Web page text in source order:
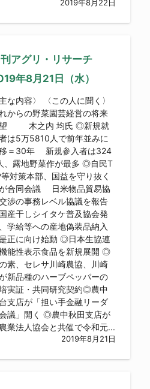
2019年8月22日
刊アグリ・リサーチ
年8月21日（水）
主な内容〉 〈この人に聞く〉
からの野菜園芸経営の将来
望 木之内 均氏 ◎新規就
は5万5810人で前年並みに
＝30年 新規参入者は324
、露地野菜作が最多 ◎自民T
等対策本部、国益を守り抜く
合同会議 日米物品貿易協
渉の事務レベル協議を報告
産干しシイタケ普及協会発
学給等への産地偽装品納入
正に向け始動 ◎日本生協連
能性表示食品を新規展開 ◎
素、セレサ川崎農協、川崎
新品種のハーブペッパーの
実証・共同研究契約◎農中
支店が「担い手金融リーダ
議」開く ◎農中秋田支店が
業法人協会と共催で令和元...
2019年8月21日